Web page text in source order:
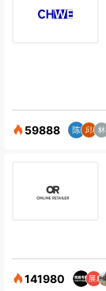
59888
141980